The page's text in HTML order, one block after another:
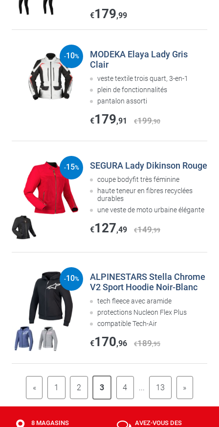
€179,99
MODEKA Elaya Lady Gris
Clair
veste textile trois quart, 3-en-1
plein de fonctionnalités
pantalon assorti
€179,91 €199,90
-10%
SEGURA Lady Dikinson Rouge
coupe bodyfit très féminine
haute teneur en fibres recyclées
durables
une veste de moto urbaine élégante
€127,49 €149,99
-15%
ALPINESTARS Stella Chrome
V2 Sport Hoodie Noir-Blanc
tech fleece avec aramide
protections Nucleon Flex Plus
compatible Tech-Air
€170,96 €189,95
-10%
« 1 2 3 4 ... 13 »
8 MAGASINS
AVEZ-VOUS DES